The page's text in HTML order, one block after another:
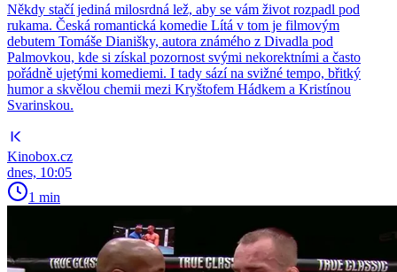
Někdy stačí jediná milosrdná lež, aby se vám život rozpadl pod
rukama. Česká romantická komedie Lítá v tom je filmovým
debutem Tomáše Dianišky, autora známého z Divadla pod
Palmovkou, kde si získal pozornost svými nekorektními a často
pořádně ujetými komediemi. I tady sází na svižné tempo, břitký
humor a skvělou chemii mezi Kryštofem Hádkem a Kristínou
Svarinskou.
Kinobox.cz
dnes, 10:05
1 min